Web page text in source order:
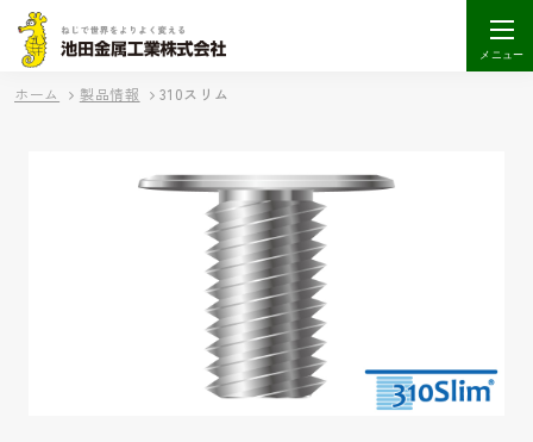
メニュー
ホーム 製品情報 310スリム